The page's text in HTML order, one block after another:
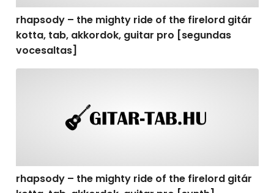
rhapsody – the mighty ride of the firelord gitár
kotta, tab, akkordok, guitar pro [segundas
vocesaltas]
rhapsody – the mighty ride of the firelord gitár